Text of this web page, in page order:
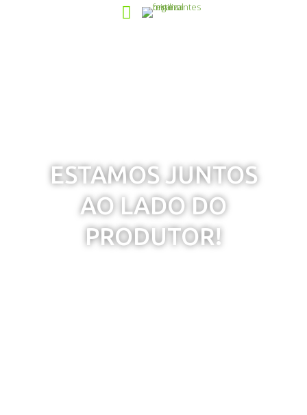
ESTAMOS JUNTOS
AO LADO DO
PRODUTOR!